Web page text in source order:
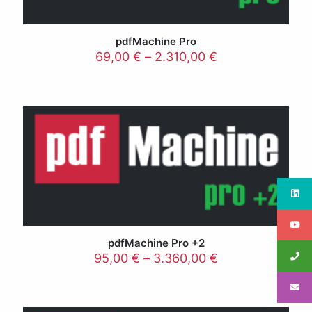
pdfMachine Pro
69,00 € – 2.310,00 €
pdfMachine Pro +2
95,00 € – 3.360,00 €